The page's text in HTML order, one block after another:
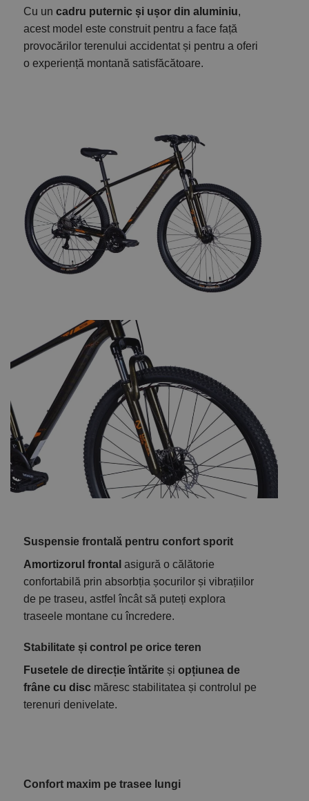
Cu uncadru puternic și ușor din aluminiu,
acest model este construit pentru a face față
provocărilor terenului accidentat și pentru a oferi
o experiență montană satisfăcătoare.
Suspensie frontală pentru confort sporit
Amortizorul frontal asigură o călătorie
confortabilă prin absorbția șocurilor și vibrațiilor
de pe traseu, astfel încât să puteți explora
traseele montane cu încredere.
Stabilitate și control pe orice teren
Fusetele de direcție întărite șiopțiunea de
frâne cu disc măresc stabilitatea și controlul pe
terenuri denivelate.
Confort maxim pe trasee lungi